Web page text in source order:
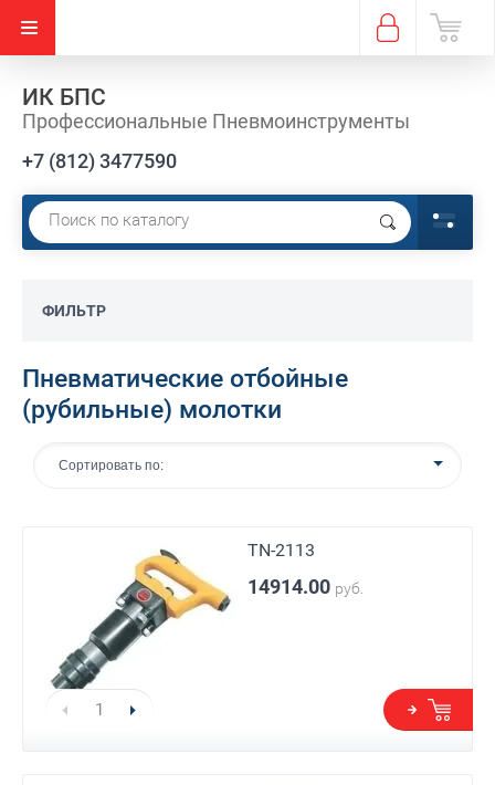
ИК БПС
Профессиональные Пневмоинструменты
+7 (812) 3477590
ФИЛЬТР
Пневматические отбойные
(рубильные) молотки
Сортировать по:
TN-2113
14914.00 руб.